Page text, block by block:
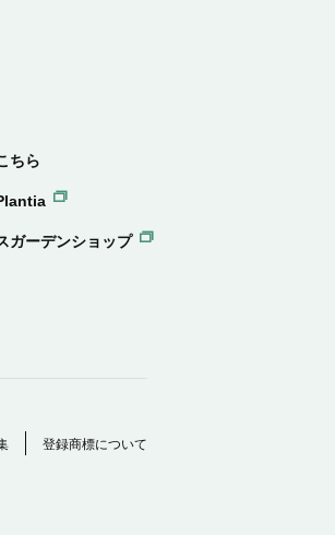
ちら
ガーデンショップ
登録商標について